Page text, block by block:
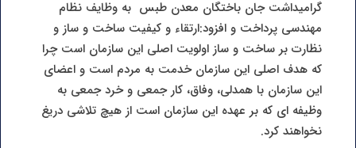
گرامیداشت جان باختگان معدن طبس به وظایف نظام
مهندسی پرداخت و افزود:ارتقاء و کیفیت ساخت و ساز و
نظارت بر ساخت و ساز اولویت اصلی این سازمان است چرا
که هدف اصلی این سازمان خدمت به مردم است و اعضای
این سازمان با همدلی، وفاق، کار جمعی و خرد جمعی به
وظیفه ای که بر عهده این سازمان است از هیچ تلاشی دریغ
نخواهند کرد.